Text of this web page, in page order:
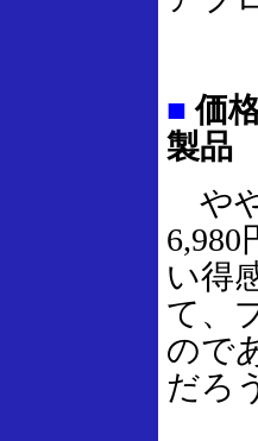
■ 価
製品
や
い得
て、
ので
だろ